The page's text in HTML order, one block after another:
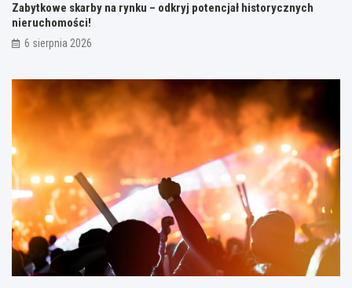
Zabytkowe skarby na rynku – odkryj potencjał historycznych
nieruchomości!
6 sierpnia 2026